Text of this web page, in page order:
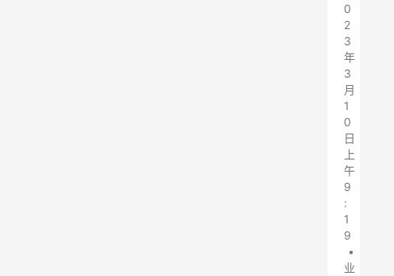
0
2
3
年
3
月
1
0
日
上
午
9
:
1
9
•
业